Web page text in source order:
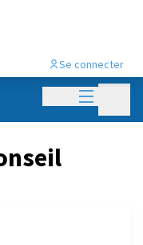
Menu
Se connecter